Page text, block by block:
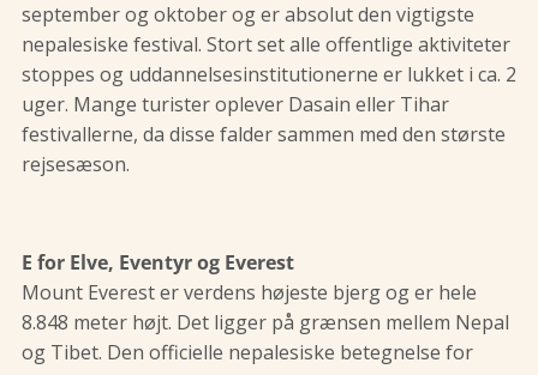
september og oktober og er absolut den vigtigste
nepalesiske festival. Stort set alle offentlige aktiviteter
stoppes og uddannelsesinstitutionerne er lukket i ca. 2
uger. Mange turister oplever Dasain eller Tihar
festivallerne, da disse falder sammen med den største
rejsesæson.
E for Elve, Eventyr og Everest
Mount Everest er verdens højeste bjerg og er hele
8.848 meter højt. Det ligger på grænsen mellem Nepal
og Tibet. Den officielle nepalesiske betegnelse for